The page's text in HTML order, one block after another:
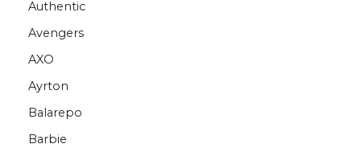
Authentic
Avengers
AXO
Ayrton
Balarepo
Barbie